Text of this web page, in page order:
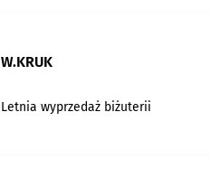
W.KRUK
Letnia wyprzedaż biżuterii